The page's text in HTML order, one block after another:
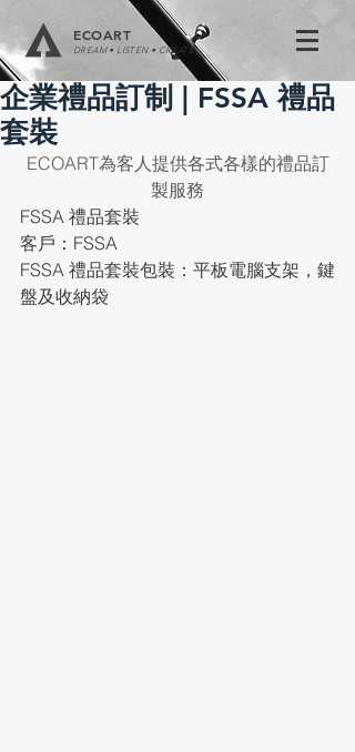
ECOART
DREAM • LISTEN • CREATE
企業禮品訂制 | FSSA 禮品
套裝
ECOART為客人提供各式各樣的禮品訂
製服務
FSSA 禮品套裝
客戶：FSSA
FSSA 禮品套裝包裝：平板電腦支架，鍵
盤及收納袋